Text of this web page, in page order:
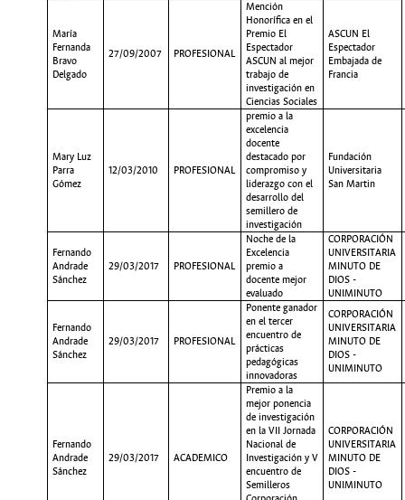
María
Fernanda
Bravo
Delgado
27/09/2007 PROFESIONAL
Mención
Honorífica en el
Premio El
Espectador
ASCUN al mejor
trabajo de
investigación en
Ciencias Sociales
ASCUN El
Espectador
Embajada de
Francia
Mary Luz
Parra
Gómez
12/03/2010 PROFESIONAL
premio a la
excelencia
docente
destacado por
compromiso y
liderazgo con el
desarrollo del
semillero de
investigación
Fundación
Universitaria
San Martin
Fernando
Andrade
Sánchez
29/03/2017 PROFESIONAL
Noche de la
Excelencia
premio a
docente mejor
evaluado
CORPORACIÓN
UNIVERSITARIA
MINUTO DE
DIOS -
UNIMINUTO
Fernando
Andrade
Sánchez
29/03/2017 PROFESIONAL
Ponente ganador
en el tercer
encuentro de
prácticas
pedagógicas
innovadoras
CORPORACIÓN
UNIVERSITARIA
MINUTO DE
DIOS -
UNIMINUTO
Fernando
Andrade
Sánchez
29/03/2017 ACADEMICO
Premio a la
mejor ponencia
de investigación
en la VII Jornada
Nacional de
Investigación y V
encuentro de
Semilleros
CORPORACIÓN
UNIVERSITARIA
MINUTO DE
DIOS -
UNIMINUTO